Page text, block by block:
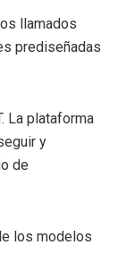
llamados
prediseñadas
La plataforma
y
de
los modelos